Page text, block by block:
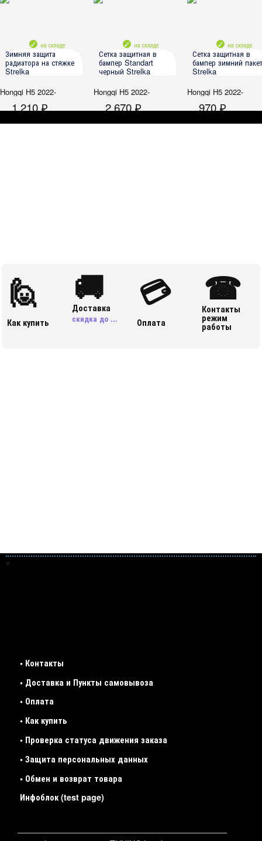
на складе
Зимняя защита
радиатора на стяжке
Strelka
Hongqi H5 2022-
1 210 ₽
на складе
Сетка защитная в
бампер Standart
черный Strelka
Hongqi H5 2022-
2 670 ₽
на складе
Сетка защитная в
бампер зимний пакет
Strelka
Hongqi H5 2022-
970 ₽
🙋
Как купить
🚚
Доставка
скидка до ...
💳
Оплата
☎
Контакты
режим
работы
• Контакты
• Доставка и Пункты самовывоза
• Оплата
• Как купить
• Проверка статуса движения заказа
• Защита персональных данных
• Обмен и возврат товара
Инфоблок (test page)